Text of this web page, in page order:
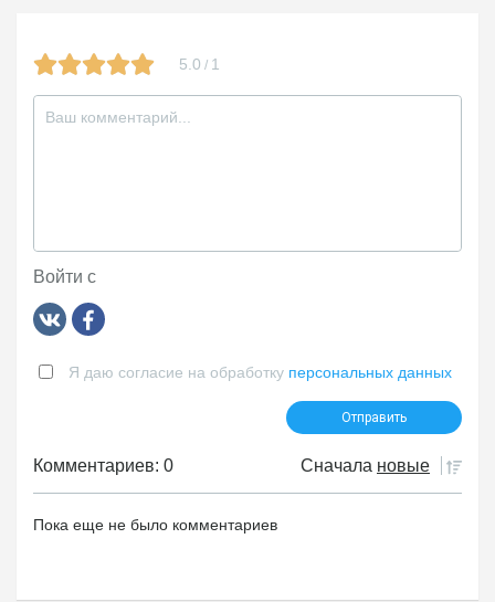
5.0 / 1
Войти с
Я даю согласие на обработку персональных данных
Комментариев: 0 Сначала новые
Пока еще не было комментариев